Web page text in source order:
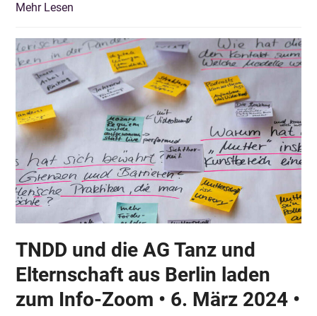
Mehr Lesen
TNDD und die AG Tanz und
Elternschaft aus Berlin laden
zum Info-Zoom • 6. März 2024 •